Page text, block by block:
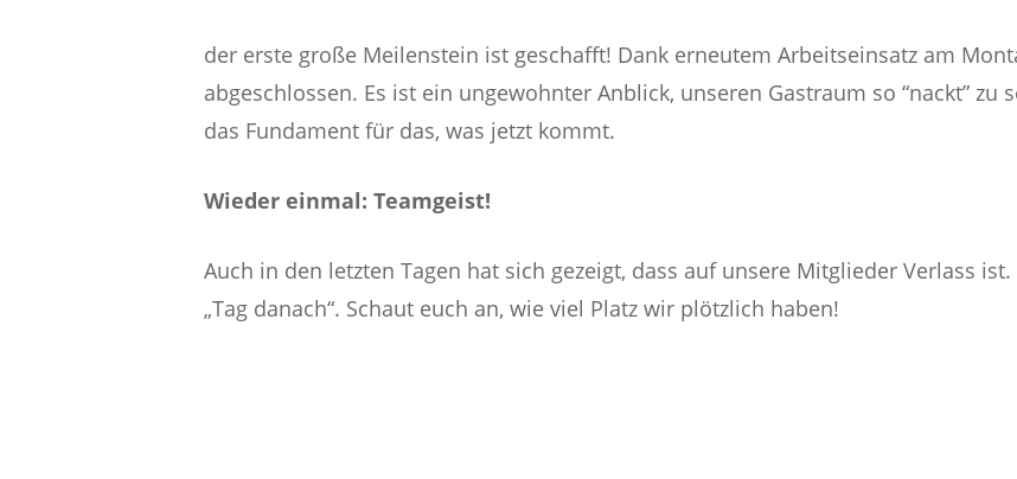
der erste große Meilenstein ist geschafft! Dank erneutem Arbeitseinsatz am
abgeschlossen. Es ist ein ungewohnter Anblick, unseren Gastraum so “nackt” zu
das Fundament für das, was jetzt kommt.
Wieder einmal: Teamgeist!
Auch in den letzten Tagen hat sich gezeigt, dass auf unsere Mitglieder Verlass
„Tag danach“. Schaut euch an, wie viel Platz wir plötzlich haben!